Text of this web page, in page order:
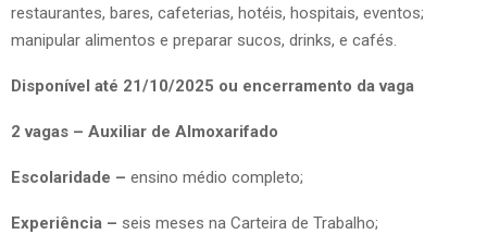
restaurantes, bares, cafeterias, hotéis, hospitais, eventos;
manipular alimentos e preparar sucos, drinks, e cafés.
Disponível até 21/10/2025 ou encerramento da vaga
2 vagas – Auxiliar de Almoxarifado
Escolaridade – ensino médio completo;
Experiência – seis meses na Carteira de Trabalho;